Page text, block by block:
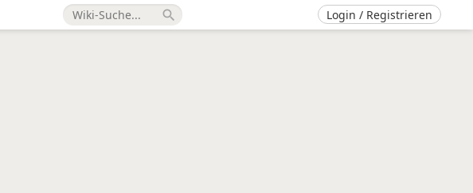
search Login / Registrieren